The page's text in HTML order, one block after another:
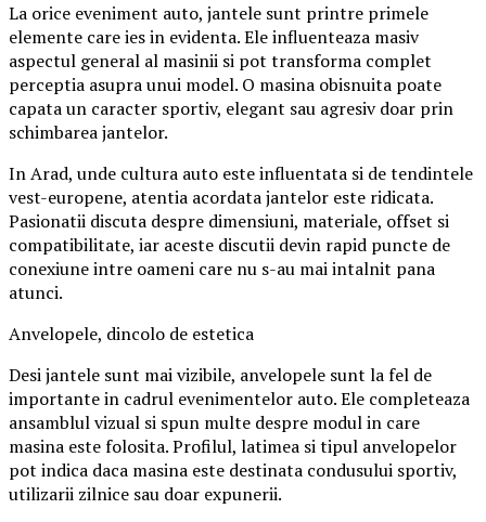
La orice eveniment auto, jantele sunt printre primele
elemente care ies in evidenta. Ele influenteaza masiv
aspectul general al masinii si pot transforma complet
perceptia asupra unui model. O masina obisnuita poate
capata un caracter sportiv, elegant sau agresiv doar prin
schimbarea jantelor.
In Arad, unde cultura auto este influentata si de tendintele
vest-europene, atentia acordata jantelor este ridicata.
Pasionatii discuta despre dimensiuni, materiale, offset si
compatibilitate, iar aceste discutii devin rapid puncte de
conexiune intre oameni care nu s-au mai intalnit pana
atunci.
Anvelopele, dincolo de estetica
Desi jantele sunt mai vizibile, anvelopele sunt la fel de
importante in cadrul evenimentelor auto. Ele completeaza
ansamblul vizual si spun multe despre modul in care
masina este folosita. Profilul, latimea si tipul anvelopelor
pot indica daca masina este destinata condusului sportiv,
utilizarii zilnice sau doar expunerii.